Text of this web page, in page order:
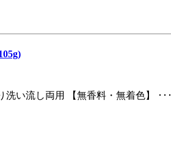
洗い流し両用 【無香料・無着色】 ･･･